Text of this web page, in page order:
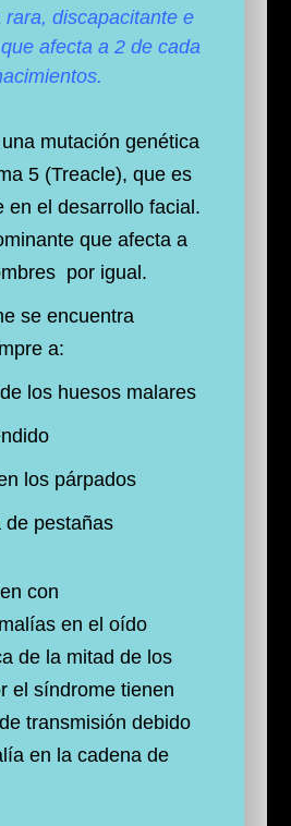
rara, discapacitante e
afecta a 2 de cada
mutación genética
5 (Treacle), que es
en el desarrollo facial.
que afecta a
por igual.
se encuentra
a:
los huesos malares
los párpados
de pestañas
con
en el oído
de la mitad de los
el síndrome tienen
transmisión debido
en la cadena de